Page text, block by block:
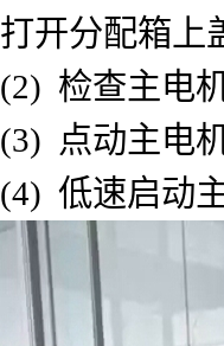
打开分配箱上
(2) 检查主电
(3) 点动主电
(4) 低速启动